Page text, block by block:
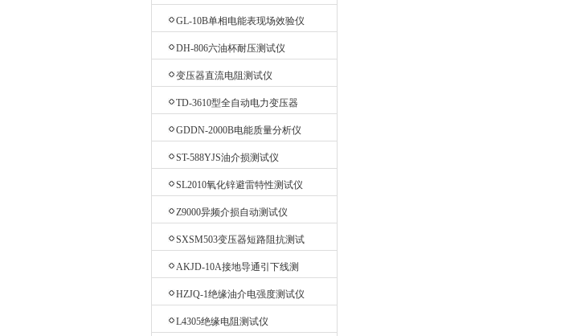
GL-10B单相电能表现场效验仪
DH-806六油杯耐压测试仪
变压器直流电阻测试仪
TD-3610型全自动电力变压器
GDDN-2000B电能质量分析仪
ST-588YJS油介损测试仪
SL2010氧化锌避雷特性测试仪
Z9000异频介损自动测试仪
SXSM503变压器短路阻抗测试
AKJD-10A接地导通引下线测
HZJQ-1绝缘油介电强度测试仪
L4305绝缘电阻测试仪